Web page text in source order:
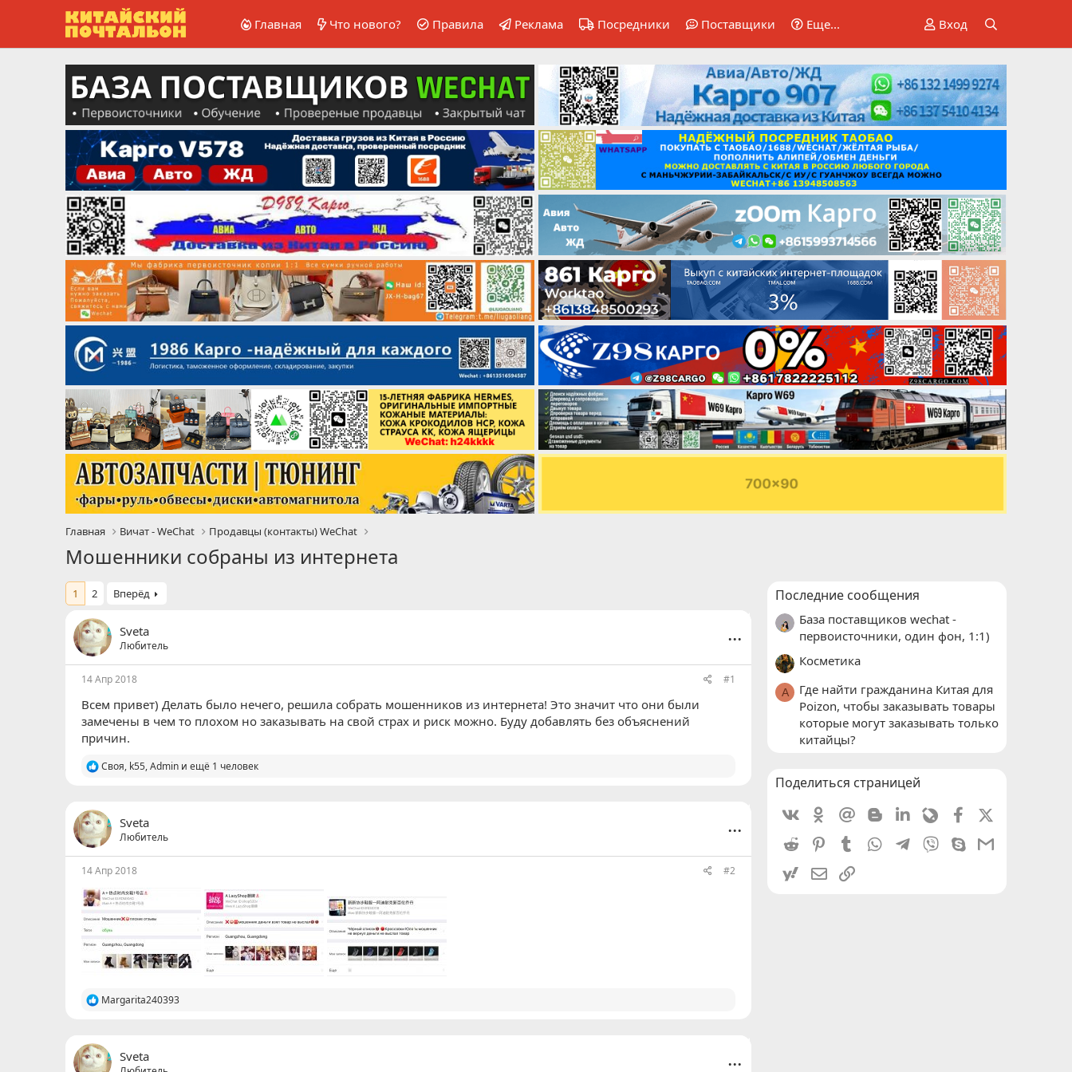
Главная Что нового? Правила Реклама Посредники Поставщики Еще... Вход
Главная Вичат - WeChat Продавцы (контакты) WeChat
Мошенники собраны из интернета
1 2 Вперёд
Sveta
Любитель ...
14 Апр 2018 #1
Всем привет) Делать было нечего, решила собрать мошенников из интернета! Это значит что они были
замечены в чем то плохом но заказывать на свой страх и риск можно. Буду добавлять без объяснений
причин.
Р
ц
и
и
:
Своя, k55,Admin и ещё 1 человек
Sveta
Любитель ...
14 Апр 2018 #2
Р
ц
и
Margarita240393
Sveta ...
Последние сообщения
База поставщиков wechat -
первоисточники, один фон, 1:1)
Косметика
A
Где найти гражданина Китая для
Poizon, чтобы заказывать товары
которые могут заказывать только
китайцы?
Поделиться страницей
VkontakteOdnoklassniki
Mail.ru BloggerLinkedin
LivejournalFacebook
Reddit PinterestTumblr WhatsAppTelegram
Viber SkypeGmail
yahoomailЭлектронная почта